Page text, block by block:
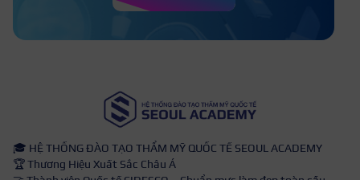
🎓 HỆ THỐNG ĐÀO TẠO THẨM MỸ QUỐC TẾ SEOUL ACADEMY
🏆 Thương Hiệu Xuất Sắc Châu Á